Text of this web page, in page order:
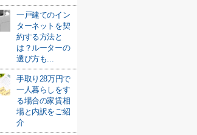
一戸建てのイン
ターネットを契
約する方法と
は？ルーターの
選び方も...
手取り28万円で
一人暮らしをす
る場合の家賃相
場と内訳をご紹
介